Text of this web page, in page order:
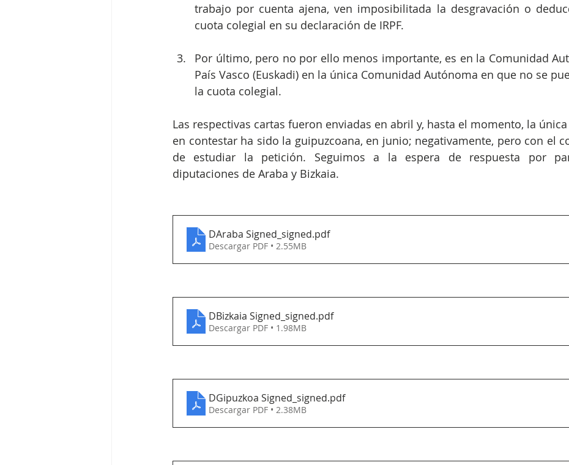
trabajo por cuenta ajena, ven imposibilitada la desgravación o
cuota colegial en su declaración de IRPF.
Por último, pero no por ello menos importante, es en la Comunidad
País Vasco (Euskadi) en la única Comunidad Autónoma en que no se
la cuota colegial.
Las respectivas cartas fueron enviadas en abril y, hasta el momento, la
en contestar ha sido la guipuzcoana, en junio; negativamente, pero con el
de estudiar la petición. Seguimos a la espera de respuesta por
diputaciones de Araba y Bizkaia.
DAraba Signed_signed.pdf
Descargar PDF • 2.55MB
DBizkaia Signed_signed.pdf
Descargar PDF • 1.98MB
DGipuzkoa Signed_signed.pdf
Descargar PDF • 2.38MB